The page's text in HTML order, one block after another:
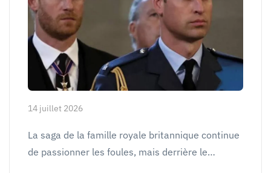
14 juillet 2026
La saga de la famille royale britannique continue
de passionner les foules, mais derrière le…